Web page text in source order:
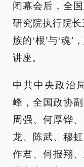
闭幕会后，全
研究院执行院
族的‘根’与‘魂’
讲座。
中共中央政治
峰，全国政协
周强、何厚铧
龙、陈武、穆
作君、何报翔